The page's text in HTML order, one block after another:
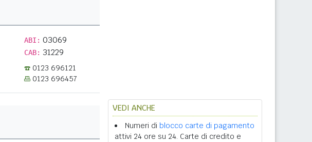
ABI: 03069
CAB: 31229
0123 696121
0123 696457
VEDI ANCHE
Numeri di blocco carte di pagamento
attivi 24 ore su 24. Carte di credito e